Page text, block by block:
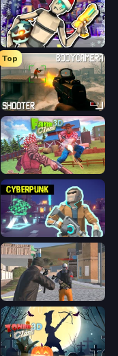
Cyberpunk: Corporation
Top
BodyCamera Shooter
Farm Clash 3D
Cyberpunk: Resistance
Gangsters Squad